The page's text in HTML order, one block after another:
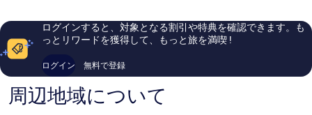
ド
パ
ー
Valley
コ
3,344
件
の
口
ル
-
コ
ミ
ログインすると、対象となる割引や特典を確認できます。も
っとリワードを獲得して、もっと旅を満喫 !
ログイン 無料で登録
周辺地域について